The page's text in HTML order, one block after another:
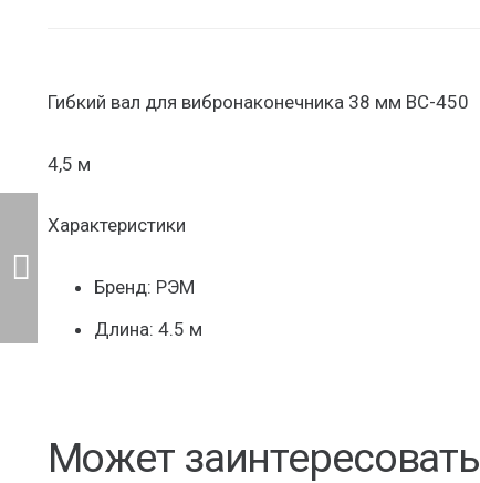
Гибкий вал для вибронаконечника 38 мм ВС-450
4,5 м
Характеристики
Бренд: РЭМ
Длина: 4.5 м
Может заинтересовать